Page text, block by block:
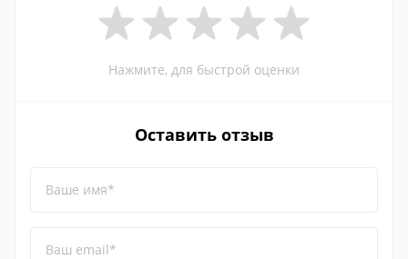
Нажмите, для быстрой оценки
Оставить отзыв
Ваше имя*
Ваш email*